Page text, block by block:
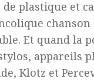
de plastique et
chanson
Et quand la
appareils
Klotz et